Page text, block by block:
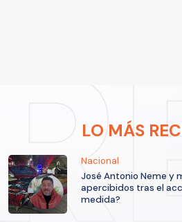
LO MÁS
Nacional
José Antonio Neme y
apercibidos tras el
medida?